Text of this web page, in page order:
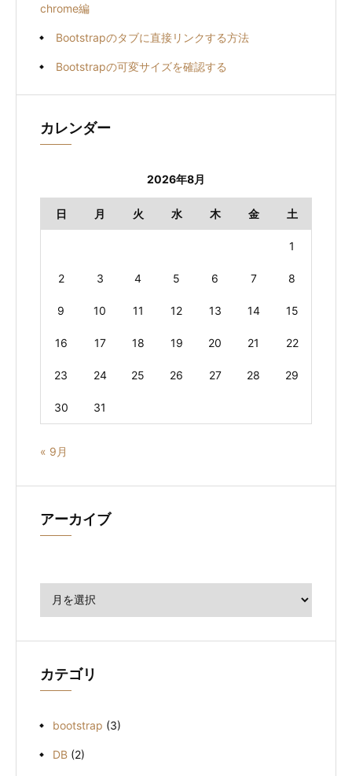
chrome編
Bootstrapのタブに直接リンクする方法
Bootstrapの可変サイズを確認する
カレンダー
2026年8月
日 月 火 水 木 金 土
1
2 3 4 5 6 7 8
9 10 11 12 13 14 15
16 17 18 19 20 21 22
23 24 25 26 27 28 29
30 31
« 9月
アーカイブ
カテゴリ
bootstrap (3)
DB (2)